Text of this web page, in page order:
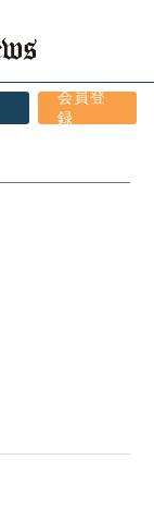
会員登
録